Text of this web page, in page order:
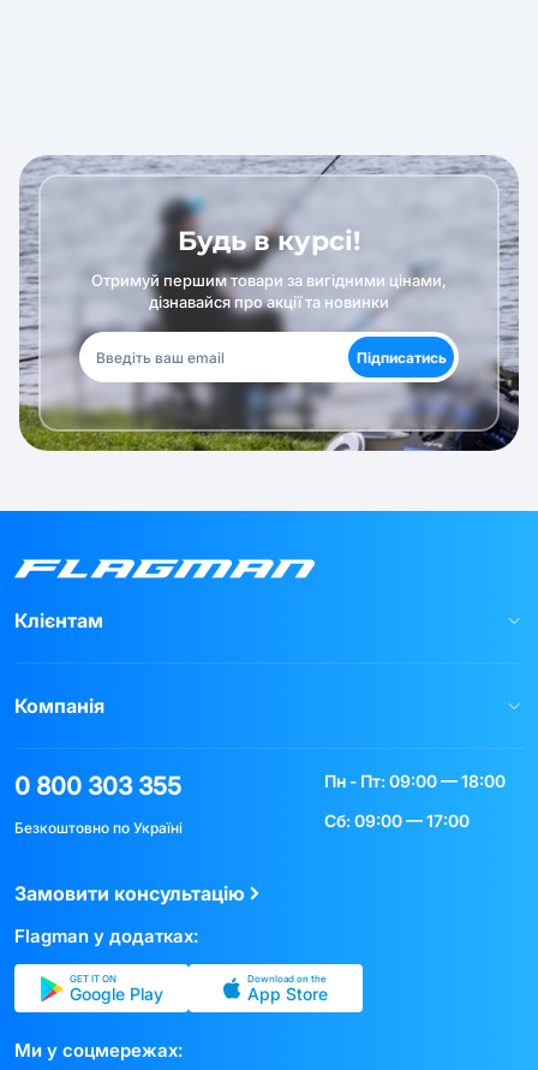
Будь в курсі!
Отримуй першим товари за вигідними цінами,
дізнавайся про акції та новинки
Підписатись
Клієнтам
Компанія
0 800 303 355
Безкоштовно по Україні
Пн - Пт: 09:00 — 18:00
Сб: 09:00 — 17:00
Замовити консультацію
Flagman у додатках:
GET IT ON
Google Play
Download on the
App Store
Ми у соцмережах: